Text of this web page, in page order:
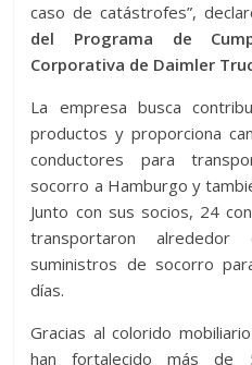
caso de catástrofes”,
del Programa de
Corporativa de Daimler
La empresa busca
productos y proporciona
conductores para
socorro a Hamburgo y
Junto con sus socios, 24
transportaron
suministros de socorro
días.
Gracias al colorido
han fortalecido más de